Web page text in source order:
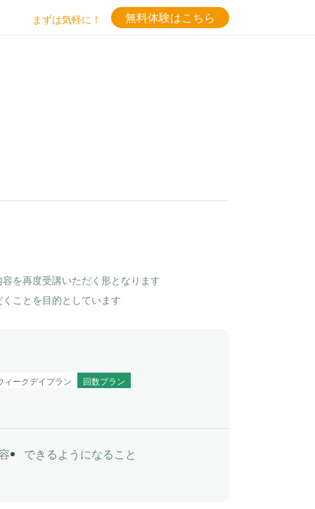
まずは気軽に！ 無料体験はこちら
を再度受講いただく形となります
ことを目的としています
ィークデイプラン 回数プラン
できるようになること